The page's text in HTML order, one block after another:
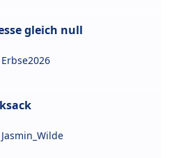
gleich null
Erbse2026
Jasmin_Wilde